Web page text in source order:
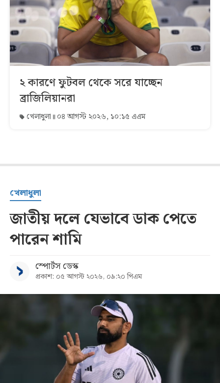
২ কারণে ফুটবল থেকে সরে যাচ্ছেন
ব্রাজিলিয়ানরা
খেলাধুলা ০৪ আগস্ট ২০২৬, ১০:১৫ এএম
খেলাধুলা
জাতীয় দলে যেভাবে ডাক পেতে
পারেন শামি
স্পোর্টস ডেস্ক
প্রকাশ: ০৫ আগস্ট ২০২৬, ০৯:২০ পিএম